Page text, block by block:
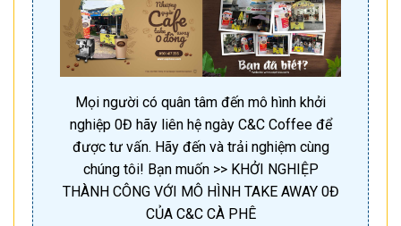
Mọi người có quân tâm đến mô hình khởi
nghiệp 0Đ hãy liên hệ ngày C&C Coffee để
được tư vấn. Hãy đến và trải nghiệm cùng
chúng tôi! Bạn muốn >> KHỞI NGHIỆP
THÀNH CÔNG VỚI MÔ HÌNH TAKE AWAY 0Đ
CỦA C&C CÀ PHÊ